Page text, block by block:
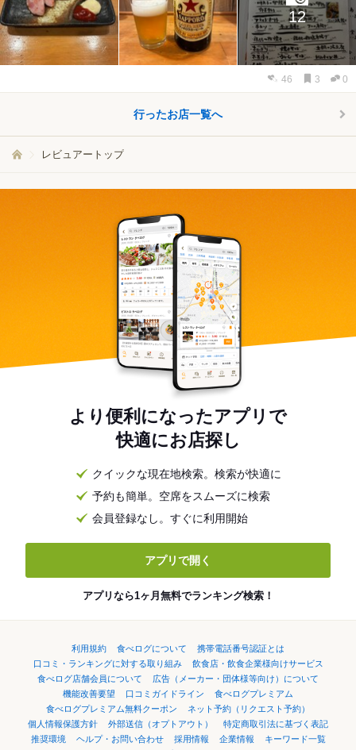
12
46 3 0
行ったお店一覧へ
レビュアートップ
より便利になったアプリで
快適にお店探し
クイックな現在地検索。検索が快適に
予約も簡単。空席をスムーズに検索
会員登録なし。すぐに利用開始
アプリで開く
アプリなら1ヶ月無料でランキング検索！
利用規約 食べログについて
携帯電話番号認証とは
口コミ・ランキングに対する取り組み
飲食店・飲食企業様向けサービス
食べログ店舗会員について
広告（メーカー・団体様等向け）について
機能改善要望
口コミガイドライン
食べログプレミアム
食べログプレミアム無料クーポン
ネット予約（リクエスト予約）
個人情報保護方針
外部送信（オプトアウト）
特定商取引法に基づく表記
推奨環境
ヘルプ・お問い合わせ 採用情報 企業情報
キーワード一覧